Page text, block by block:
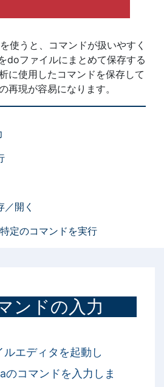
使うと、コマンドが扱いやすく
doファイルにまとめて保存する
に使用したコマンドを保存して
再現が容易になります。
開く
定のコマンドを実行
ンドの入力
ルエディタを起動し
のコマンドを入力しま